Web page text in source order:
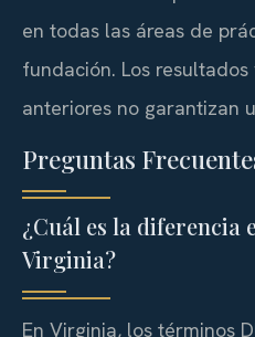
en todas las áreas de
fundación. Los
anteriores no garantizan
Preguntas
¿Cuál es la diferencia
Virginia?
En Virginia, los términos